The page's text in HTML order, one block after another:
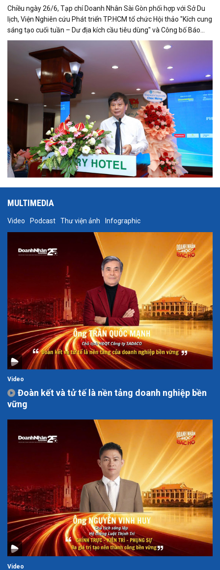
Chiều ngày 26/6, Tạp chí Doanh Nhân Sài Gòn phối hợp với Sở Du
lịch, Viện Nghiên cứu Phát triển TP.HCM tổ chức Hội thảo "Kích cung
sáng tạo cuối tuần – Dư địa kích cầu tiêu dùng" và Công bố Báo
cáo năng lực phát triển doanh nghiệp TP.HCM năm 2025. Trân
trọng giới thiệu phát biểu của ông Trần Trọng Dũng - Phó Chủ tịch
Hội Nhà báo Việt Nam tại Hội thảo.
MULTIMEDIA
Video Podcast Thư viện ảnh Infographic
Video
Đoàn kết và tử tế là nền tảng doanh nghiệp bền
vững
Video